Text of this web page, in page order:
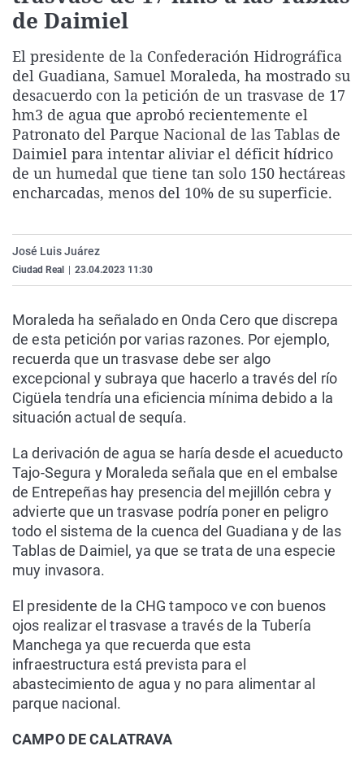
Como el perro y el
Equipo de
Operación Viuda
La Rioja
Navarra
País Vasco
Elecciones
de Daimiel
El presidente de la Confederación Hidrográfica
del Guadiana, Samuel Moraleda, ha mostrado su
desacuerdo con la petición de un trasvase de 17
hm3 de agua que aprobó recientemente el
Patronato del Parque Nacional de las Tablas de
Daimiel para intentar aliviar el déficit hídrico
de un humedal que tiene tan solo 150 hectáreas
encharcadas, menos del 10% de su superficie.
José Luis Juárez
Ciudad Real 23.04.2023 11:30
Moraleda ha señalado en Onda Cero que discrepa
de esta petición por varias razones. Por ejemplo,
recuerda que un trasvase debe ser algo
excepcional y subraya que hacerlo a través del río
Cigüela tendría una eficiencia mínima debido a la
situación actual de sequía.
La derivación de agua se haría desde el acueducto
Tajo-Segura y Moraleda señala que en el embalse
de Entrepeñas hay presencia del mejillón cebra y
advierte que un trasvase podría poner en peligro
todo el sistema de la cuenca del Guadiana y de las
Tablas de Daimiel, ya que se trata de una especie
muy invasora.
El presidente de la CHG tampoco ve con buenos
ojos realizar el trasvase a través de la Tubería
Manchega ya que recuerda que esta
infraestructura está prevista para el
abastecimiento de agua y no para alimentar al
parque nacional.
CAMPO DE CALATRAVA